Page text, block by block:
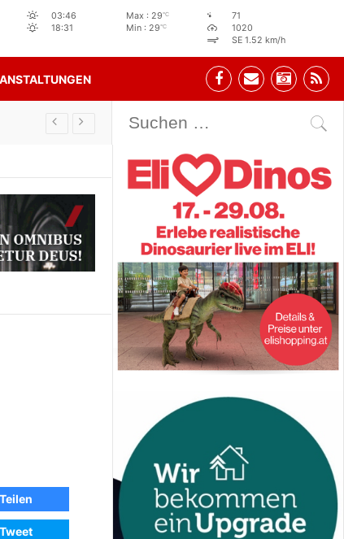
03:46
18:31
Max : 29°C
Min : 29°C
71
1020
SE 1.52 km/h
Stehbeisl Stainach Öffnungszeiten
Teilen
Tweet